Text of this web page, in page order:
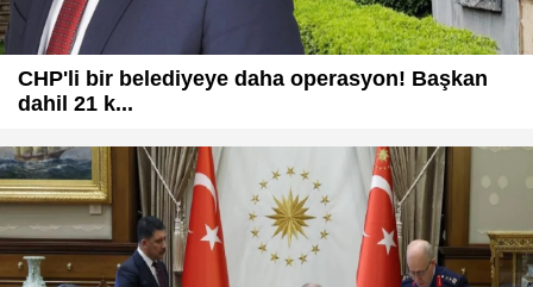
CHP'li bir belediyeye daha operasyon! Başkan
dahil 21 k...